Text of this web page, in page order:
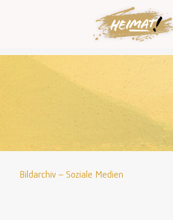
Bildarchiv – Soziale Medien